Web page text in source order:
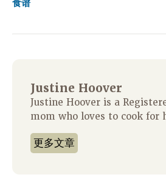
食谱
Justine Hoover
Justine Hoover is a
mom who loves to cook for
更多文章